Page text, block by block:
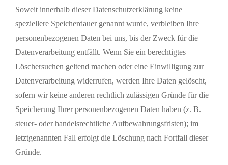
Soweit innerhalb dieser Datenschutzerklärung keine
speziellere Speicherdauer genannt wurde, verbleiben Ihre
personenbezogenen Daten bei uns, bis der Zweck für die
Datenverarbeitung entfällt. Wenn Sie ein berechtigtes
Löschersuchen geltend machen oder eine Einwilligung zur
Datenverarbeitung widerrufen, werden Ihre Daten gelöscht,
sofern wir keine anderen rechtlich zulässigen Gründe für die
Speicherung Ihrer personenbezogenen Daten haben (z. B.
steuer- oder handelsrechtliche Aufbewahrungsfristen); im
letztgenannten Fall erfolgt die Löschung nach Fortfall dieser
Gründe.